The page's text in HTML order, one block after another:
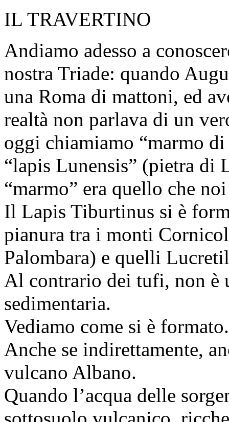
IL TRAVERTINO
Andiamo adesso a
nostra Triade: quando
una Roma di mattoni, ed
realtà non parlava di un
oggi chiamiamo “marmo
“lapis Lunensis” (pietra
“marmo” era quello che
Il Lapis Tiburtinus si è
pianura tra i monti
Palombara) e quelli
Al contrario dei tufi, non è
sedimentaria.
Vediamo come si è formato.
Anche se indirettamente,
vulcano Albano.
Quando l’acqua delle